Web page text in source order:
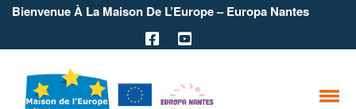
Bienvenue À La Maison De L’Europe – Europa Nantes